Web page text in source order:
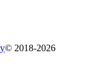
© 2018-2026